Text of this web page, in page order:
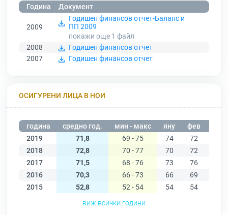
Година Документ
2009
Годишен финансов отчет-Баланс и
ПП 2009
покажи още 1 файл
2008
Годишен финансов отчет
2007
Годишен финансов отчет
ОСИГУРЕНИ ЛИЦА В НОИ
година средно год. мин - макс яну фев
2019
71,8 69 - 75 74 72
2018
72,8 70 - 77 70 72
2017
71,5 68 - 76 73 76
2016
70,3 66 - 73 66 69
2015
52,8 52 - 54 54 54
виж всички години